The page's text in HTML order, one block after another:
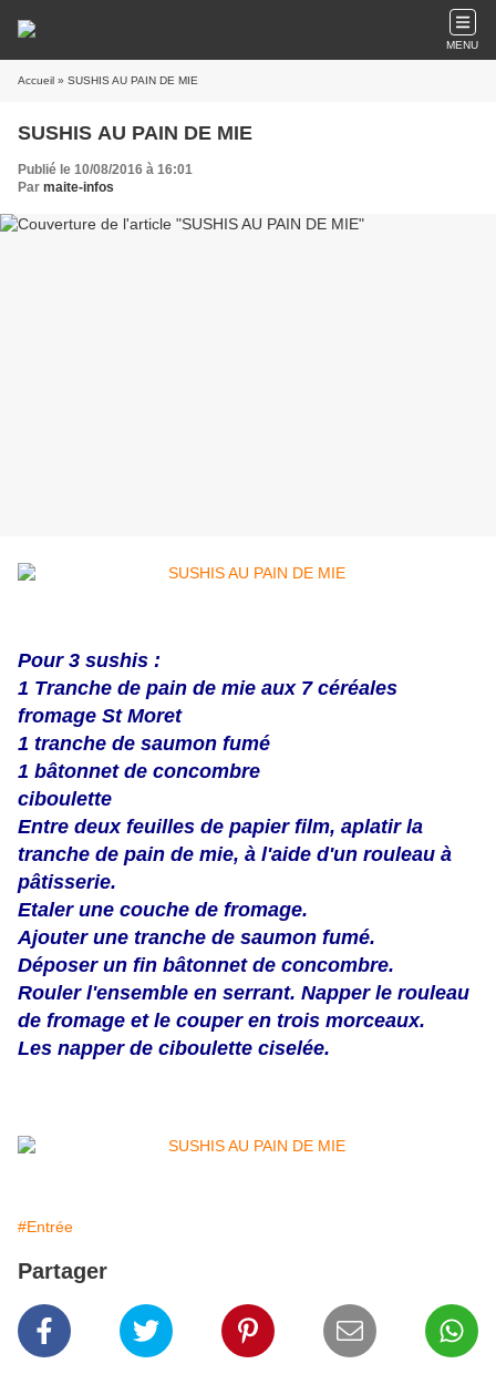
MENU
Accueil » SUSHIS AU PAIN DE MIE
SUSHIS AU PAIN DE MIE
Publié le 10/08/2016 à 16:01
Par maite-infos
Pour 3 sushis :
1 Tranche de pain de mie aux 7 céréales
fromage St Moret
1 tranche de saumon fumé
1 bâtonnet de concombre
ciboulette
Entre deux feuilles de papier film, aplatir la
tranche de pain de mie, à l'aide d'un rouleau à
pâtisserie.
Etaler une couche de fromage.
Ajouter une tranche de saumon fumé.
Déposer un fin bâtonnet de concombre.
Rouler l'ensemble en serrant. Napper le rouleau
de fromage et le couper en trois morceaux.
Les napper de ciboulette ciselée.
#Entrée
Partager